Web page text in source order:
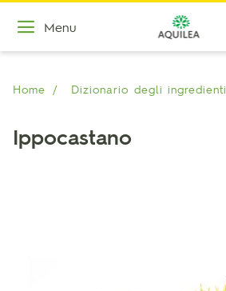
Menu
Home Dizionario degli ingredienti
Ippocastano